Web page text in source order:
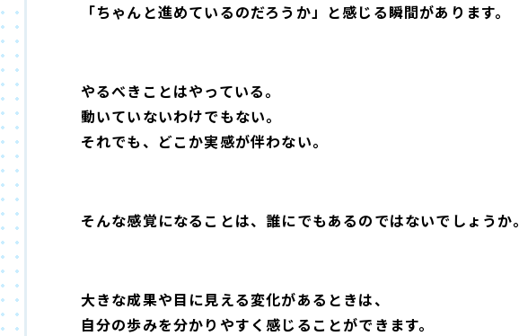
「ちゃんと進めているのだろうか」と感じる瞬間があります。
やるべきことはやっている。
動いていないわけでもない。
それでも、どこか実感が伴わない。
そんな感覚になることは、誰にでもあるのではないでしょうか。
大きな成果や目に見える変化があるときは、
自分の歩みを分かりやすく感じることができます。